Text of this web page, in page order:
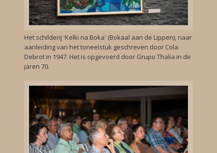
Het schilderij 'Kelki na Boka' (Bokaal aan de Lippen), naar
aanleiding van het toneelstuk geschreven door Cola
Debrot in 1947. Het is opgevoerd door Grupo Thalia in de
jaren 70.